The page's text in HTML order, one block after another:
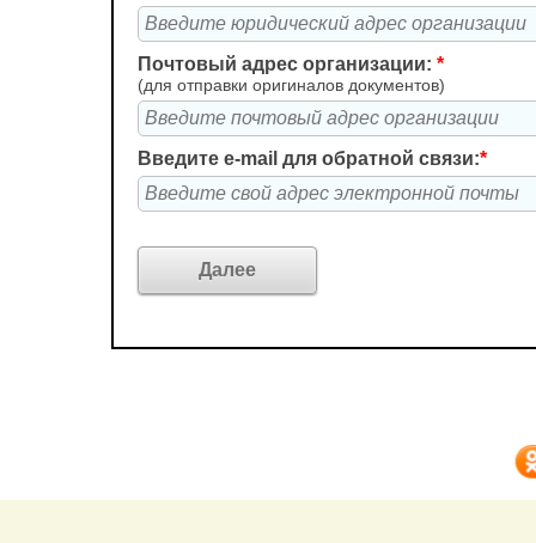
Почтовый адрес организации: *
(для отправки оригиналов документов)
Введите e-mail для обратной связи:*